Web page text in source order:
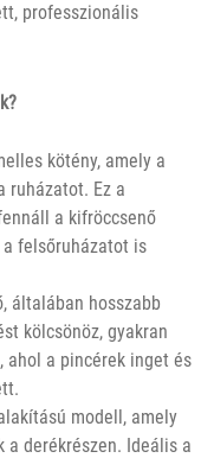
professzionális
kötény, amely a
ruházatot. Ez a
a kifröccsenő
felsőruházatot is
általában hosszabb
kölcsönöz, gyakran
ahol a pincérek inget és
modell, amely
derékrészen. Ideális a